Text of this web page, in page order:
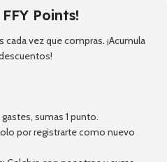
Points!
vez que compras. ¡Acumula
sumas 1 punto.
por registrarte como nuevo